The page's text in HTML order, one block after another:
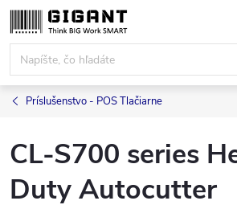
Prejsť
na
obsah
Príslušenstvo - POS Tlačiarne
CL-S700 series
Duty Autocutter